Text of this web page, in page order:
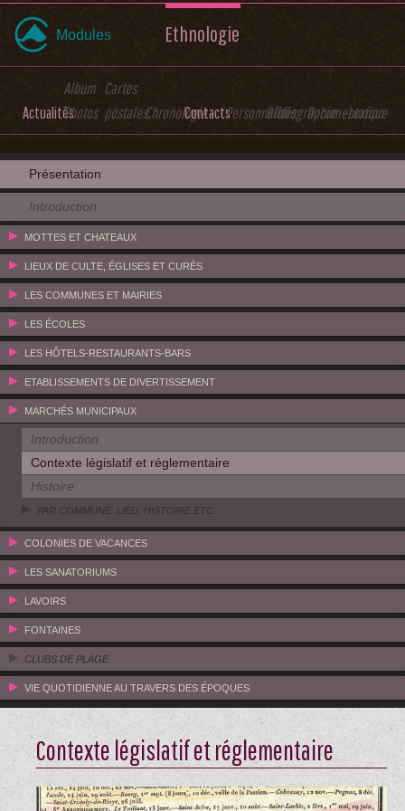
Modules Ethnologie
Actualités
Album
Photos
Cartes
postalesChronologieContactsPersonnalitésBibliographieDocumentation
Lexique
Présentation
Introduction
MOTTES ET CHATEAUX
LIEUX DE CULTE, ÉGLISES ET CURÉS
LES COMMUNES ET MAIRIES
LES ÉCOLES
LES HÔTELS-RESTAURANTS-BARS
ETABLISSEMENTS DE DIVERTISSEMENT
MARCHÉS MUNICIPAUX
Introduction
Contexte législatif et réglementaire
Histoire
PAR COMMUNE: LIEU, HISTOIRE ETC.
COLONIES DE VACANCES
LES SANATORIUMS
LAVOIRS
FONTAINES
CLUBS DE PLAGE
VIE QUOTIDIENNE AU TRAVERS DES ÉPOQUES
Contexte législatif et réglementaire